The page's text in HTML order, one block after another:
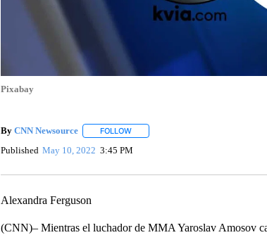
Pixabay
By CNN Newsource FOLLOWFOLLOW "" TO RECEIVE
Published May 10, 2022 3:45 PM
Alexandra Ferguson
(CNN)– Mientras el luchador de MMA Yaroslav Amosov